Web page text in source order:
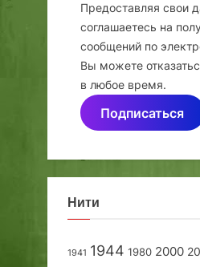
Предоставляя свои
соглашаетесь на
сообщений по
Вы можете
в любое время.
Подписаться
Нити
1941 1944 1980 2000